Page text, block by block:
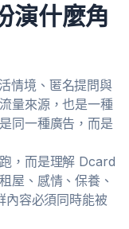
演什麼角
情境、匿名提問與
量來源，也是一種
同一種廣告，而是
，而是理解 Dcard
屋、感情、保養、
內容必須同時能被